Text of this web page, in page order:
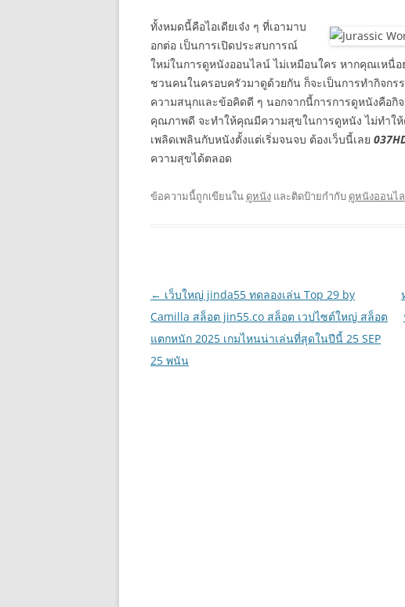
ทั้งหมดนี้คือไอเดียเจ๋ง ๆ ที่เอามาบ
อกต่อ เป็นการเปิดประสบการณ์
ใหม่ในการดูหนังออนไลน์ ไม่เหมือนใคร หากคุณเหนื่
ชวนคนในครอบครัวมาดูด้วยกัน ก็จะเป็นการทำกิจกร
ความสนุกและข้อคิดดี ๆ นอกจากนี้การการดูหนังคือกิ
คุณภาพดี จะทำให้คุณมีความสุขในการดูหนัง ไม่ทำให้
เพลิดเพลินกับหนังตั้งแต่เริ่มจนจบ ต้องเว็บนี้เลย
ความสุขได้ตลอด
ข้อความนี้ถูกเขียนใน ดูหนัง และติดป้ายกำกับ ดูหนังออนไ
เมนู
นำทาง
เรื่อง
← เว็บใหญ่ jinda55 ทดลองเล่น Top 29 by
Camilla สล็อต jin55.co สล็อต เวปไซต์ใหญ่ สล็อต
แตกหนัก 2025 เกมไหนน่าเล่นที่สุดในปีนี้ 25 SEP
25 พนัน